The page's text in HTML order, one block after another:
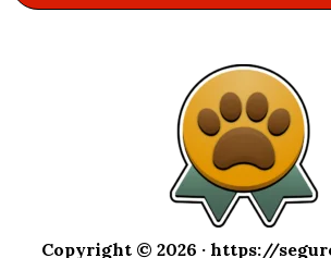
Copyright © 2026 · https://